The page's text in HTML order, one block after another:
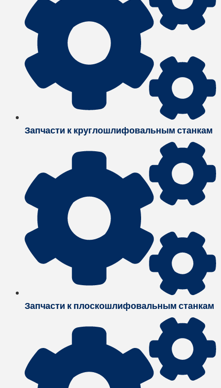
Запчасти к круглошлифовальным станкам
Запчасти к плоскошлифовальным станкам